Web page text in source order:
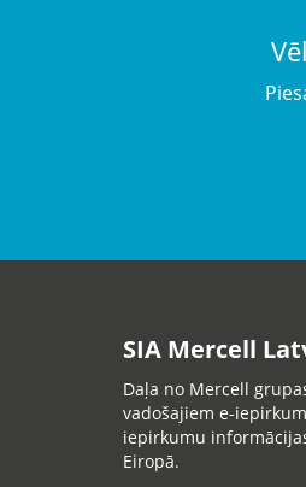
SIA Mercell
Daļa no Mercell
vadošajiem e-
iepirkumu
Eiropā.